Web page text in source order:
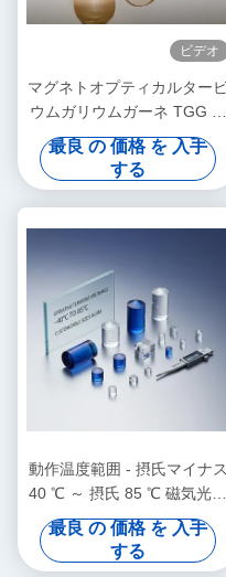
ビデオ
マグネトオプティカルター
ウムガリウムガーネ TGG シ
ングルクリスタル
最良 の 価格 を 入手
する
動作温度範囲 - 摂氏マイナス
40 ℃ ～ 摂氏 85 ℃ 磁気光学
結晶 精密機器向けにカスタ
マイズ可能な標準サイズ
(mm スケール)
最良 の 価格 を 入手
する